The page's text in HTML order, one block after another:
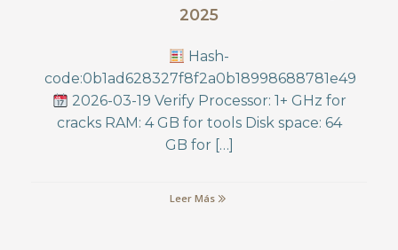
2025
Hash-
code:0b1ad628327f8f2a0b18998688781e49
2026-03-19 Verify Processor: 1+ GHz for
cracks RAM: 4 GB for tools Disk space: 64
GB for […]
Leer Más